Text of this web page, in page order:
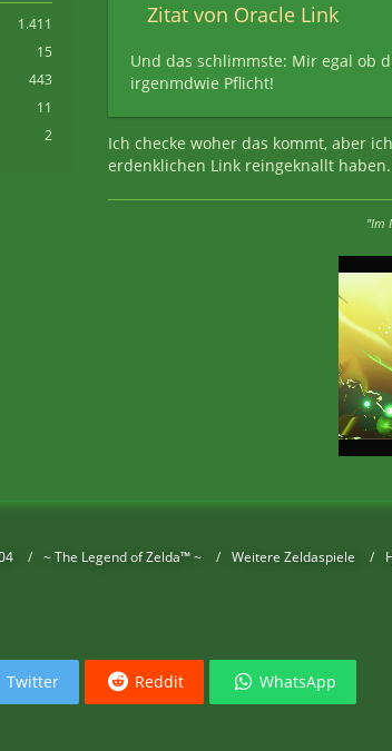
~ The Legend of Zelda™ ~ Weitere Zeldaspiele
1.411
15
443
11
2
Zitat von Oracle Link
Und das schlimmste: Mir egal ob
irgenmdwie Pflicht!
Ich checke woher das kommt, aber
erdenklichen Link reingeknallt
"Im
Twitter Reddit WhatsApp